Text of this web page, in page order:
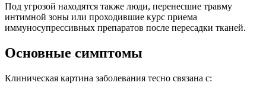
Под угрозой находятся также люди, перенесшие травму
интимной зоны или проходившие курс приема
иммуносупрессивных препаратов после пересадки тканей.
Основные симптомы
Клиническая картина заболевания тесно связана с: